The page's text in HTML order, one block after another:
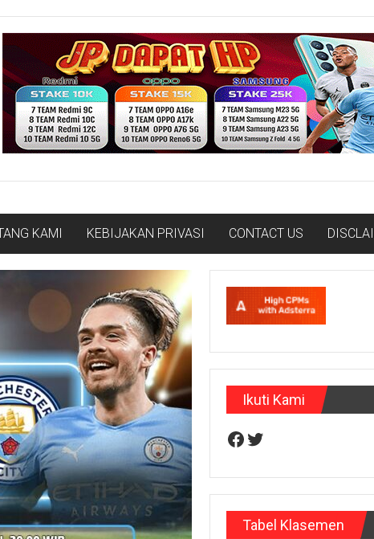
KAMI KEBIJAKAN PRIVASI CONTACT US
Ikuti Kami
Facebook
Twitter
Tabel Klasemen